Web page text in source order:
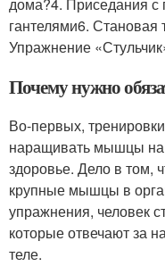
дома?4. Приседания
гантелями6.
Упражнение
Почему нужно
Во-первых,
наращивать мышцы на
здоровье. Дело в
крупные мышцы в
упражнения, человек
которые отвечают за
теле.